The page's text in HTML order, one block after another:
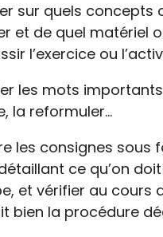
sur quels concepts
et de quel matériel
l’exercice ou
les mots
la reformuler…
les consignes sous
ce qu’on
et vérifier au cours
bien la procédure